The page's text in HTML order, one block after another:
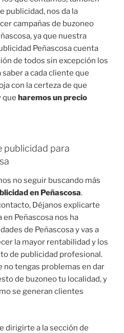
publicidad, nos da la
campañas de buzoneo
ya que nuestra
Peñascosa cuenta
de todos sin excepción los
a cada cliente que
con la certeza de que
que haremos un precio
publicidad para
no seguir buscando más
en Peñascosa.
Déjanos explicarte
Peñascosa nos ha
de Peñascosa y vas a
la mayor rentabilidad y los
de publicidad profesional.
no tengas problemas en dar
de buzoneo tu localidad, y
se generan clientes
dirigirte a la sección de